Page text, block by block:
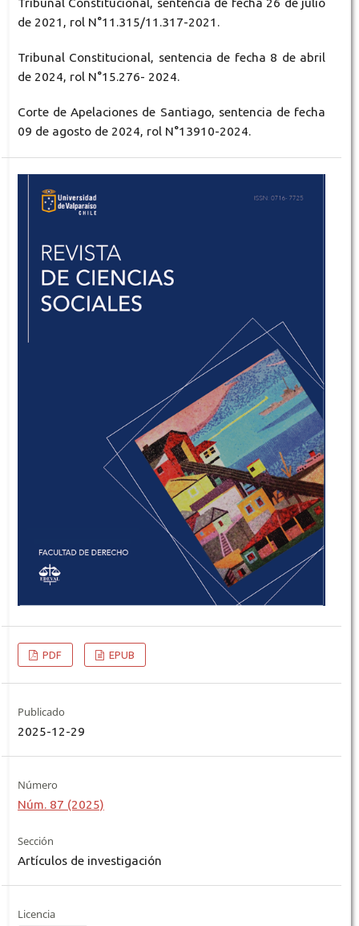
Tribunal Constitucional, sentencia de fecha 26 de julio
de 2021, rol N°11.315/11.317-2021.
Tribunal Constitucional, sentencia de fecha 8 de abril
de 2024, rol N°15.276- 2024.
Corte de Apelaciones de Santiago, sentencia de fecha
09 de agosto de 2024, rol N°13910-2024.
PDF EPUB
Publicado
2025-12-29
Número
Núm. 87 (2025)
Sección
Artículos de investigación
Licencia